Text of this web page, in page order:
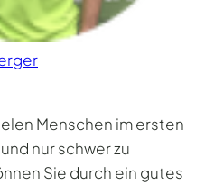
Menschen im ersten
nur schwer zu
Sie durch ein gutes